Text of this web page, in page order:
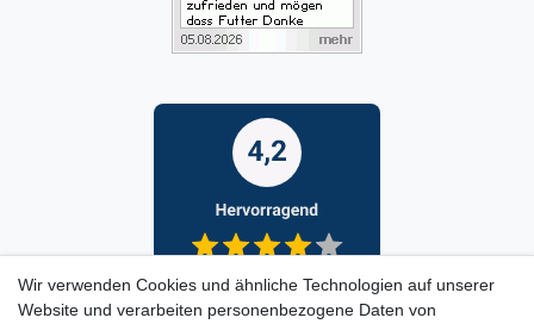
Wir verwenden Cookies und ähnliche Technologien auf unserer
Website und verarbeiten personenbezogene Daten von